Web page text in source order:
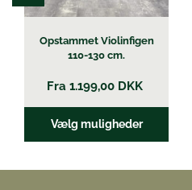
Opstammet Violinfigen
110-130 cm.
Fra 1.199,00 DKK
Vælg muligheder
varesiden